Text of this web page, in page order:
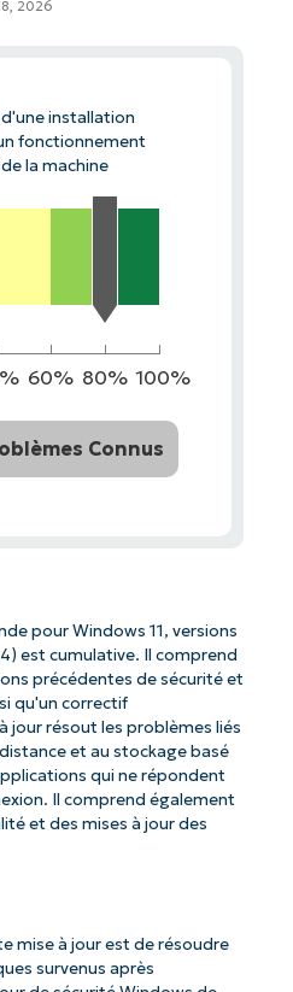
2026
installation
fonctionnement
la machine
60% 80% 100%
Connus
pour Windows 11, versions
est cumulative. Il comprend
précédentes de sécurité et
qu'un correctif
jour résout les problèmes liés
et au stockage basé
qui ne répondent
Il comprend également
et des mises à jour des
mise à jour est de résoudre
survenus après